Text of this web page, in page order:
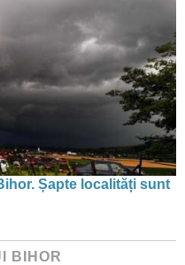
Șapte localități sunt
BIHOR